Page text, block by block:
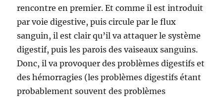
rencontre en premier. Et comme il est introduit
par voie digestive, puis circule par le flux
sanguin, il est clair qu’il va attaquer le système
digestif, puis les parois des vaiseaux sanguins.
Donc, il va provoquer des problèmes digestifs et
des hémorragies (les problèmes digestifs étant
probablement souvent des problèmes